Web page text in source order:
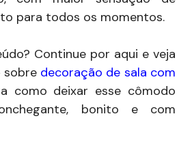
para todos os momentos.
Continue por aqui e veja
decoração de sala com
como deixar esse cômodo
bonito e com